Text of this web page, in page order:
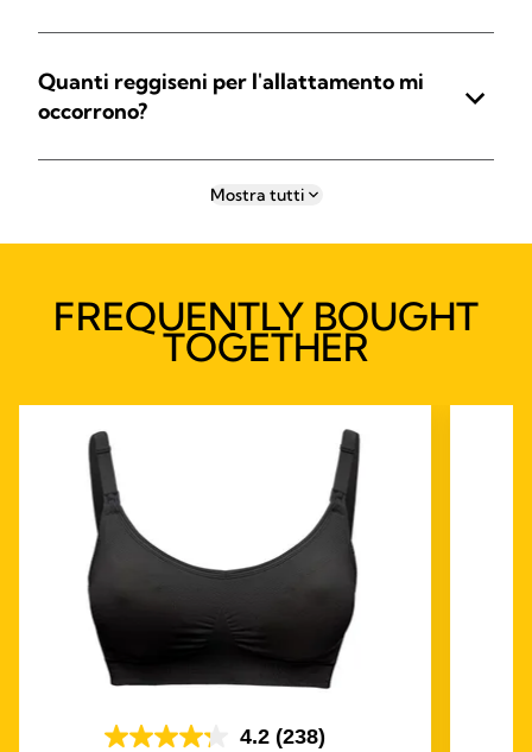
Quanti reggiseni per l'allattamento mi
occorrono?
Mostra tutti
FREQUENTLY BOUGHT
TOGETHER
4.2 (238)